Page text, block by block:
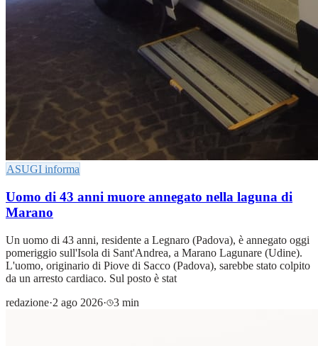
ASUGI informa
Uomo di 43 anni muore annegato nella laguna di
Marano
Un uomo di 43 anni, residente a Legnaro (Padova), è annegato oggi
pomeriggio sull'Isola di Sant'Andrea, a Marano Lagunare (Udine).
L'uomo, originario di Piove di Sacco (Padova), sarebbe stato colpito
da un arresto cardiaco. Sul posto è stat
redazione·2 ago 2026· 3 min